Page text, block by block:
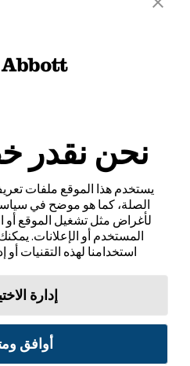
نحن نقدر
يستخدم هذا الموقع ملفات
الصلة، كما هو موضح في
لأغراض مثل تشغيل الموقع أو
المستخدم أو الإعلانات.
استخدامنا لهذه التقنيات
إدارة
أوافق